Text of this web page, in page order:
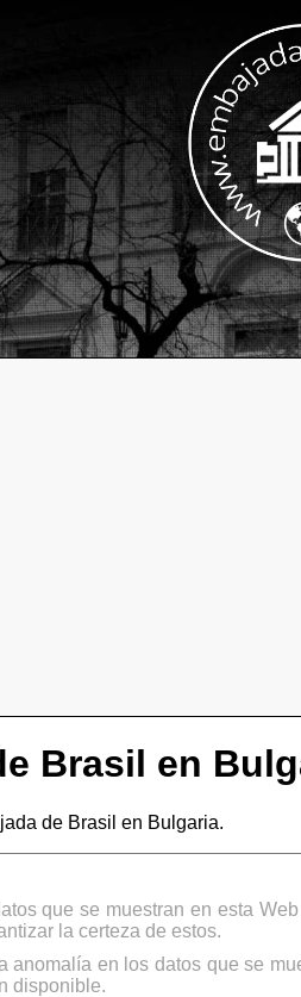
Brasil en
de Brasil en Bulgaria.
que se muestran en esta
la certeza de estos.
anomalía en los datos que se
disponible.